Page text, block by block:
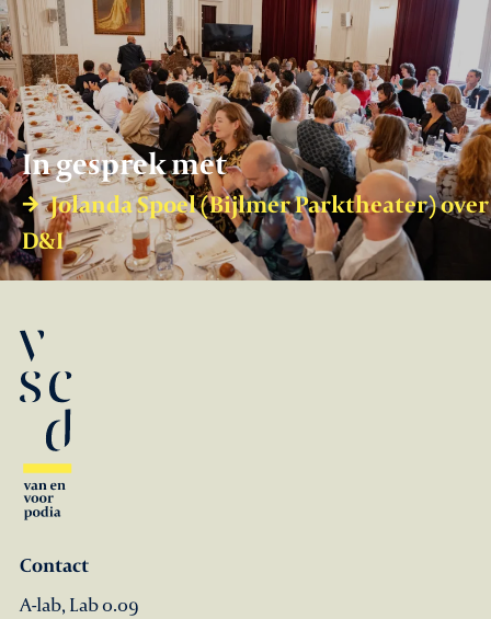
In gesprek met
Jolanda Spoel (Bijlmer Parktheater) over
D&I
Contact
A-lab, Lab 0.09